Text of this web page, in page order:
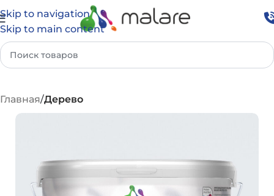
Skip to navigation
Skip to main content
Главная Дерево